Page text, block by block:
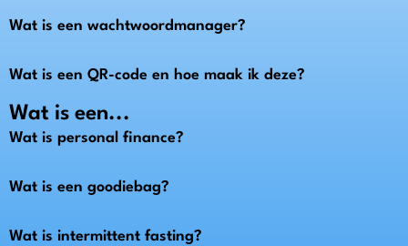
Wat is een wachtwoordmanager?
Wat is een QR-code en hoe maak ik deze?
Wat is een...
Wat is personal finance?
Wat is een goodiebag?
Wat is intermittent fasting?